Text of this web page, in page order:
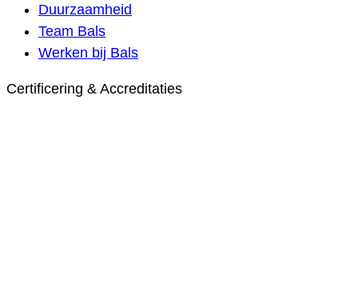
Duurzaamheid
Team Bals
Werken bij Bals
Certificering & Accreditaties